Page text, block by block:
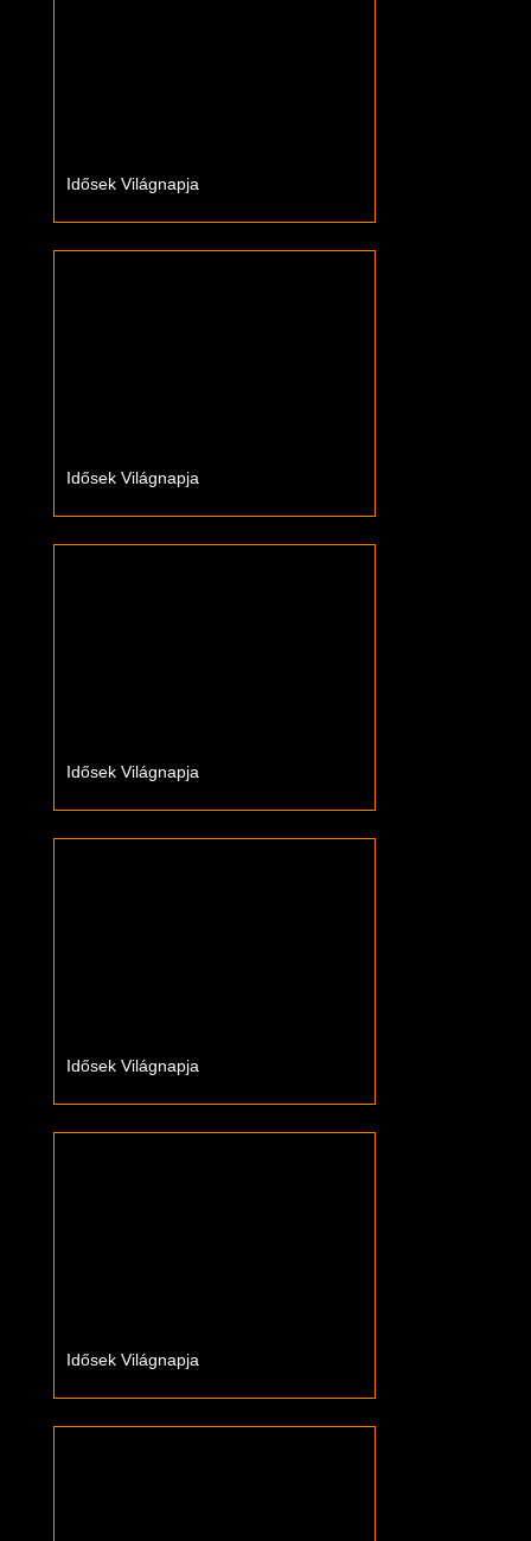
Idősek Világnapja
Idősek Világnapja
Idősek Világnapja
Idősek Világnapja
Idősek Világnapja